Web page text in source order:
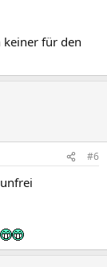
keiner für den
#6